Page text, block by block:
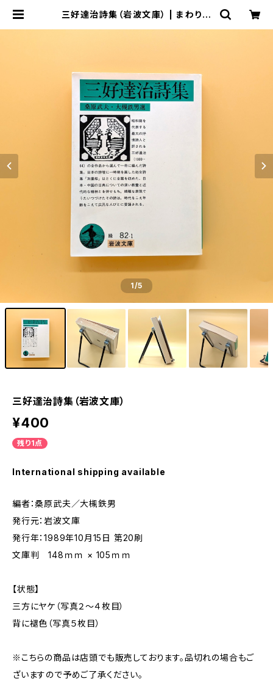
三好達治詩集（岩波文庫） | まわりみ
1/5
三好達治詩集（岩波文庫）
¥400
残り1点
International shipping available
編者：桑原武夫／大槻鉄男
発行元：岩波文庫
発行年：1989年10月15日 第20刷
文庫判 148ｍｍ × 105ｍｍ
【状態】
三方にヤケ（写真２～４枚目）
背に褪色（写真５枚目）
※こちらの商品は店頭でも販売しております。品切れの場合もご
ざいますので予めご了承ください。